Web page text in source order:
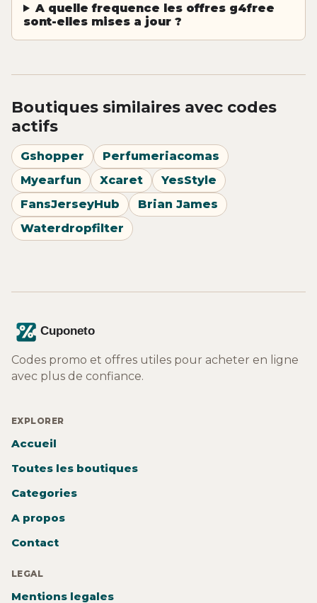
A quelle frequence les offres g4free
sont-elles mises a jour ?
Boutiques similaires avec codes
actifs
Gshopper
Perfumeriacomas
Myearfun
Xcaret
YesStyle
FansJerseyHub
Brian James
Waterdropfilter
Codes promo et offres utiles pour acheter en ligne
avec plus de confiance.
EXPLORER
Accueil
Toutes les boutiques
Categories
A propos
Contact
LEGAL
Mentions legales